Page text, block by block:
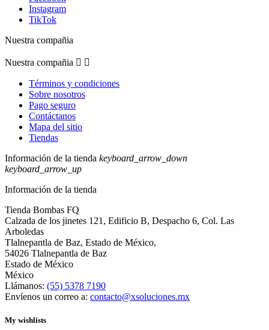
Instagram
TikTok
Nuestra compañia
Nuestra compañia  
Términos y condiciones
Sobre nosotros
Pago seguro
Contáctanos
Mapa del sitio
Tiendas
Información de la tienda keyboard_arrow_down
keyboard_arrow_up
Información de la tienda
Tienda Bombas FQ
Calzada de los jinetes 121, Edificio B, Despacho 6, Col. Las
Arboledas
Tlalnepantla de Baz, Estado de México,
54026 Tlalnepantla de Baz
Estado de México
México
Llámanos: (55) 5378 7190
Envíenos un correo a: contacto@xsoluciones.mx
My wishlists